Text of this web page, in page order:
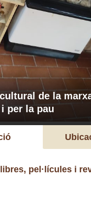
de la
per la pau
pel·lícules i